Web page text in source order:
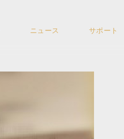
ニュース サポート